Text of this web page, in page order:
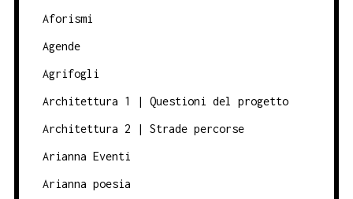
Aforismi
Agende
Agrifogli
Architettura 1 | Questioni del progetto
Architettura 2 | Strade percorse
Arianna Eventi
Arianna poesia